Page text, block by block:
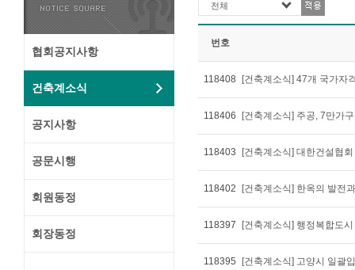
협회공지사항
건축계소식
공지사항
공문시행
회원동정
회장동정
전체
번호
118408 [건축계소식] 47개 국가자
118406 [건축계소식] 주공, 7만가
118403 [건축계소식] 대한건설협
118402 [건축계소식] 한옥의 발전
118397 [건축계소식] 행정복합도
118395 [건축계소식] 고양시 일괄